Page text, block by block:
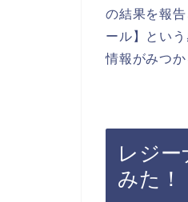
の結果を報
ール】とい
情報がみつか
レジ
みた！